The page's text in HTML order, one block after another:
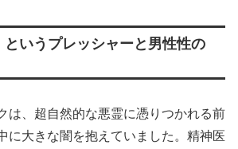
いうプレッシャーと男性性の
は、超自然的な悪霊に憑りつかれる前
に大きな闇を抱えていました。精神医